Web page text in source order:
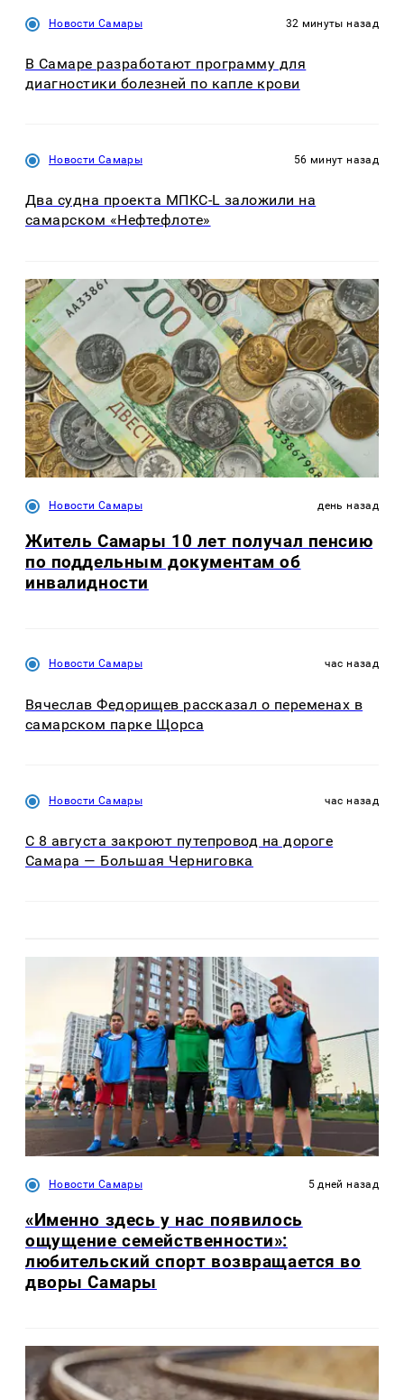
Новости Самары 32 минуты назад
В Самаре разработают программу для
диагностики болезней по капле крови
Новости Самары 56 минут назад
Два судна проекта МПКС-L заложили на
самарском «Нефтефлоте»
Новости Самары день назад
Житель Самары 10 лет получал пенсию
по поддельным документам об
инвалидности
Новости Самары час назад
Вячеслав Федорищев рассказал о переменах в
самарском парке Щорса
Новости Самары час назад
С 8 августа закроют путепровод на дороге
Самара — Большая Черниговка
Новости Самары 5 дней назад
«Именно здесь у нас появилось
ощущение семейственности»:
любительский спорт возвращается во
дворы Самары